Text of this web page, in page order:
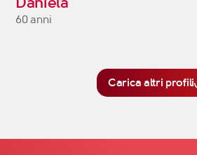
60 anni
Carica altri profili